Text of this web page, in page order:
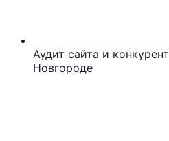
Аудит сайта и
Новгороде